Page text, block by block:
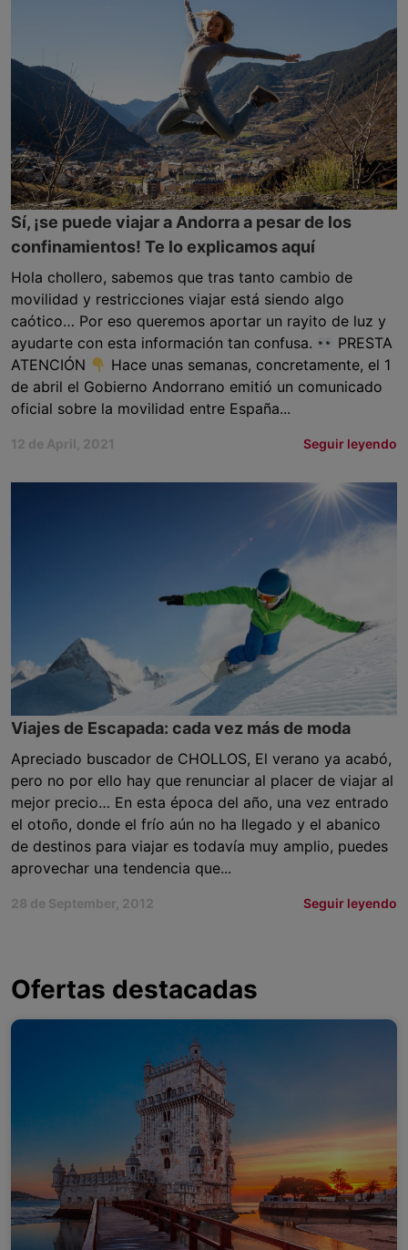
Sí, ¡se puede viajar a Andorra a pesar de los
confinamientos! Te lo explicamos aquí
Hola chollero, sabemos que tras tanto cambio de
movilidad y restricciones viajar está siendo algo
caótico… Por eso queremos aportar un rayito de luz y
ayudarte con esta información tan confusa.
PRESTA
ATENCIÓN
Hace unas semanas, concretamente, el 1
de abril el Gobierno Andorrano emitió un comunicado
oficial sobre la movilidad entre España...
12 de April, 2021 Seguir leyendo
Viajes de Escapada: cada vez más de moda
Apreciado buscador de CHOLLOS, El verano ya acabó,
pero no por ello hay que renunciar al placer de viajar al
mejor precio… En esta época del año, una vez entrado
el otoño, donde el frío aún no ha llegado y el abanico
de destinos para viajar es todavía muy amplio, puedes
aprovechar una tendencia que...
28 de September, 2012 Seguir leyendo
Ofertas destacadas